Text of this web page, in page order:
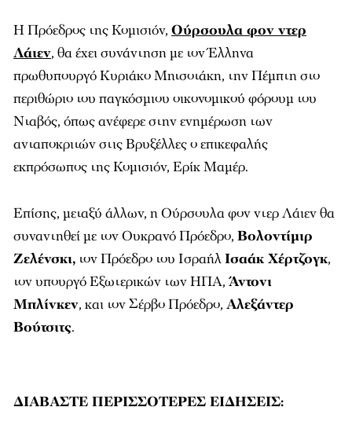
Η Πρόεδρος της Κομισιόν, Ούρσουλα φον ντερ
Λάιεν, θα έχει συνάντηση με τον Έλληνα
πρωθυπουργό Κυριάκο Μητσοτάκη, την Πέμπτη στο
περιθώριο του παγκόσμιου οικονομικού φόρουμ του
Νταβός, όπως ανέφερε στην ενημέρωση των
ανταποκριτών στις Βρυξέλλες ο επικεφαλής
εκπρόσωπος της Κομισιόν, Ερίκ Μαμέρ.
Επίσης, μεταξύ άλλων, η Ούρσουλα φον ντερ Λάιεν θα
συναντηθεί με τον Ουκρανό Πρόεδρο, Βολοντίμιρ
Ζελένσκι, τον Πρόεδρο του Ισραήλ Ισαάκ Χέρτζογκ,
τον υπουργό Εξωτερικών των ΗΠΑ, Άντονι
Μπλίνκεν, και τον Σέρβο Πρόεδρο, Αλεξάντερ
Βούτσιτς.
ΔΙΑΒΑΣΤΕ ΠΕΡΙΣΣΟΤΕΡΕΣ ΕΙΔΗΣΕΙΣ: